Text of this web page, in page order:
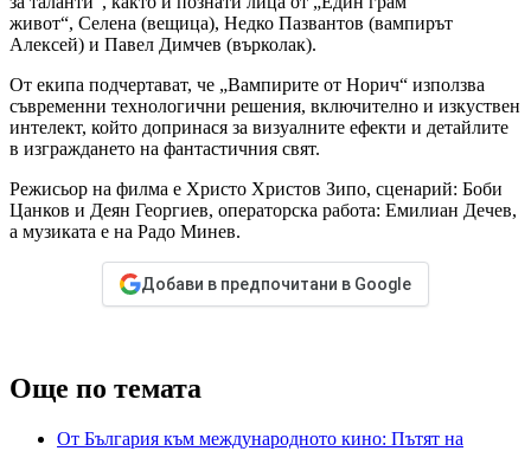
живот“, Селена (вещица), Недко Пазвантов (вампирът
Алексей) и Павел Димчев (върколак).
От екипа подчертават, че „Вампирите от Норич“ използва
съвременни технологични решения, включително и изкуствен
интелект, който допринася за визуалните ефекти и детайлите
в изграждането на фантастичния свят.
Режисьор на филма е Христо Христов Зипо, сценарий: Боби
Цанков и Деян Георгиев, операторска работа: Емилиан Дечев,
а музиката е на Радо Минев.
Добави в предпочитани в Google
Още по темата
От България към международното кино: Пътят на